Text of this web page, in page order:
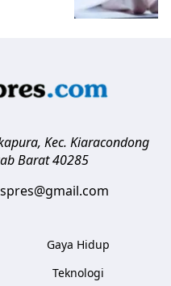
Kec. Kiaracondong
Barat 40285
Gaya Hidup
Teknologi